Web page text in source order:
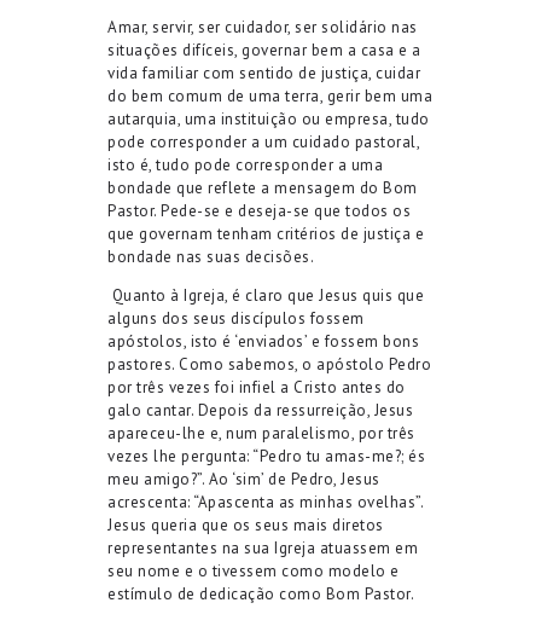
Amar, servir, ser cuidador, ser solidário nas
situações difíceis, governar bem a casa e a
vida familiar com sentido de justiça, cuidar
do bem comum de uma terra, gerir bem uma
autarquia, uma instituição ou empresa, tudo
pode corresponder a um cuidado pastoral,
isto é, tudo pode corresponder a uma
bondade que reflete a mensagem do Bom
Pastor. Pede-se e deseja-se quetodos os
que governam tenham critérios de justiça e
bondade nas suas decisões.
Quanto à Igreja, é claro que Jesus quis que
alguns dos seus discípulos fossem
apóstolos, isto é ‘enviados’ e fossem bons
pastores. Como sabemos, o apóstolo Pedro
por três vezes foi infiel a Cristo antes do
galo cantar. Depois da ressurreição, Jesus
apareceu-lhe e, num paralelismo, por três
vezes lhe pergunta: “Pedro tu amas-me?; és
meu amigo?”. Ao ‘sim’ de Pedro, Jesus
acrescenta: “Apascenta as minhas ovelhas”.
Jesus queria que os seus mais diretos
representantes na sua Igreja atuassem em
seu nome e o tivessem como modelo e
estímulo de dedicação como Bom Pastor.